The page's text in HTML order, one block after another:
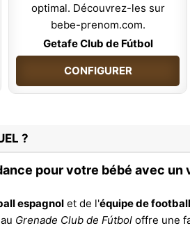
Getafe Club de Fútbol
CONFIGURER
?
pour votre bébé avec un
espagnol et de l'équipe de
Grenade Club de Fútbol offre une